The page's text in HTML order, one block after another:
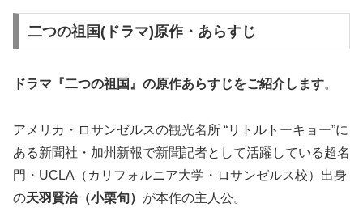
二つの祖国(ドラマ)原作・あらすじ
ドラマ『二つの祖国』の原作あらすじをご紹介します。
アメリカ・ロサンゼルスの観光名所 “リトルトーキョー”に
ある新聞社・加州新報で新聞記者として活躍している超名
門・UCLA（カリフォルニア大学・ロサンゼルス校）出身
の天羽賢治（小栗旬） が本作の主人公。